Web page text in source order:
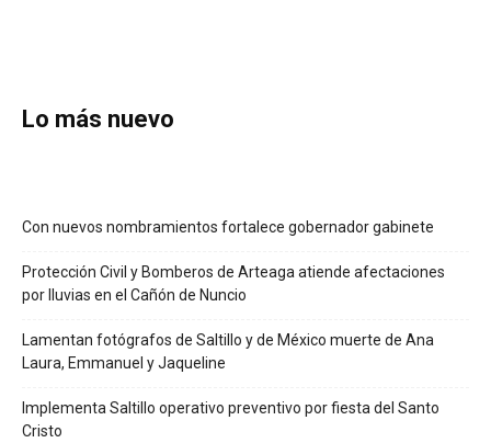
Lo más nuevo
Con nuevos nombramientos fortalece gobernador gabinete
Protección Civil y Bomberos de Arteaga atiende afectaciones
por lluvias en el Cañón de Nuncio
Lamentan fotógrafos de Saltillo y de México muerte de Ana
Laura, Emmanuel y Jaqueline
Implementa Saltillo operativo preventivo por fiesta del Santo
Cristo